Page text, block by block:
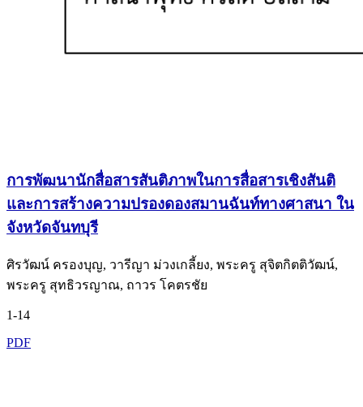
การพัฒนานักสื่อสารสันติภาพในการสื่อสารเชิงสันติ
และการสร้างความปรองดองสมานฉันท์ทางศาสนา ใน
จังหวัดจันทบุรี
ศิรวัฒน์ ครองบุญ, วารีญา ม่วงเกลี้ยง, พระครู สุจิตกิตติวัฒน์,
พระครู สุทธิวรญาณ, ถาวร โคตรชัย
1-14
PDF